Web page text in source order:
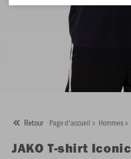
Retour Page d'accueil Hommes
JAKO T-shirt Iconic